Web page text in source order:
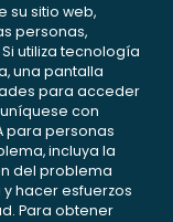
su sitio web,
personas,
utiliza tecnología
una pantalla
para acceder
con
para personas
incluya la
del problema
hacer esfuerzos
Para obtener